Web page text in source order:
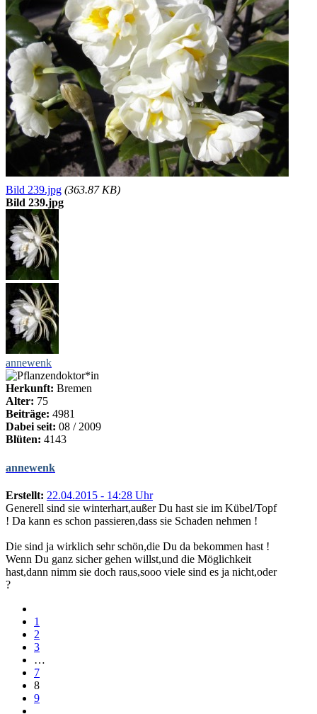
Bild 239.jpg (363.87 KB)
Bild 239.jpg
annewenk
Herkunft: Bremen
Alter: 75
Beiträge: 4981
Dabei seit: 08 / 2009
Blüten: 4143
annewenk
Erstellt: 22.04.2015 - 14:28 Uhr
Generell sind sie winterhart,außer Du hast sie im Kübel/Topf
! Da kann es schon passieren,dass sie Schaden nehmen !
Die sind ja wirklich sehr schön,die Du da bekommen hast !
Wenn Du ganz sicher gehen willst,und die Möglichkeit
hast,dann nimm sie doch raus,sooo viele sind es ja nicht,oder
?
1
2
3
…
7
8
9